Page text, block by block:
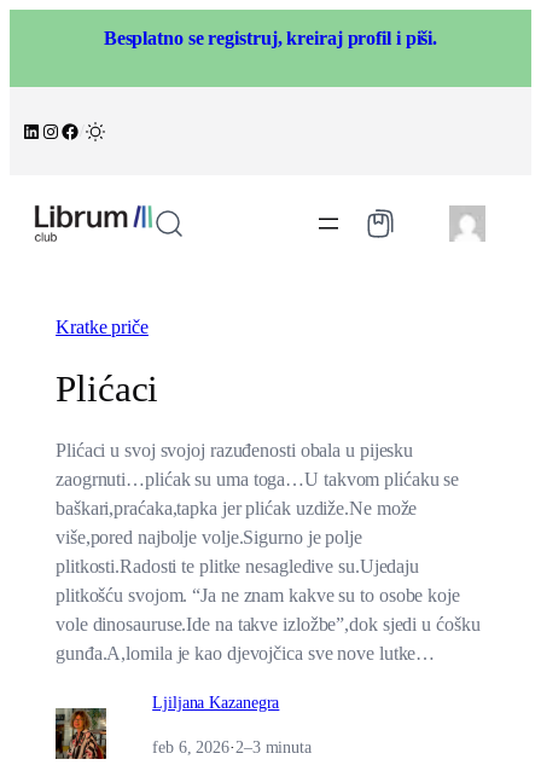
Besplatno se registruj, kreiraj profil i piši.
LinkedIn
Instagram
Facebook
Kratke priče
Plićaci
Plićaci u svoj svojoj razuđenosti obala u pijesku
zaogrnuti…plićak su uma toga…U takvom plićaku se
baškari,praćaka,tapka jer plićak uzdiže.Ne može
više,pored najbolje volje.Sigurno je polje
plitkosti.Radosti te plitke nesagledive su.Ujedaju
plitkošću svojom. “Ja ne znam kakve su to osobe koje
vole dinosauruse.Ide na takve izložbe”,dok sjedi u ćošku
gunđa.A,lomila je kao djevojčica sve nove lutke…
Ljiljana Kazanegra
feb 6, 2026· 2–3 minuta